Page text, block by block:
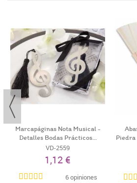
Marcapáginas Nota Musical -
Detalles Bodas Prácticos...
VD-2559
1,12 €
6 opiniones